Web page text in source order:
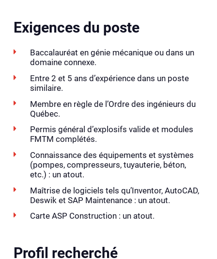
Exigences du poste
Baccalauréat en génie mécanique ou dans un
domaine connexe.
Entre 2 et 5 ans d’expérience dans un poste
similaire.
Membre en règle de l’Ordre des ingénieurs du
Québec.
Permis général d’explosifs valide et modules
FMTM complétés.
Connaissance des équipements et systèmes
(pompes, compresseurs, tuyauterie, béton,
etc.) : un atout.
Maîtrise de logiciels tels qu’Inventor, AutoCAD,
Deswik et SAP Maintenance : un atout.
Carte ASP Construction : un atout.
Profil recherché